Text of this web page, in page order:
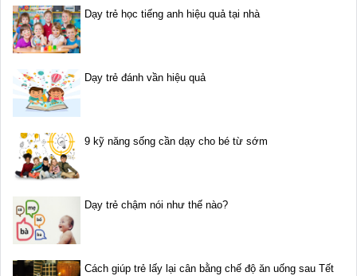
Dạy trẻ học tiếng anh hiệu quả tại nhà
Dạy trẻ đánh vần hiệu quả
9 kỹ năng sống cần dạy cho bé từ sớm
Dạy trẻ chậm nói như thế nào?
Cách giúp trẻ lấy lại cân bằng chế độ ăn uống sau Tết